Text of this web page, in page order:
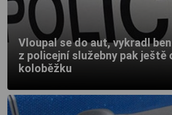
Vloupal se do aut, vykradl
z policejní služebny pak ještě
koloběžku